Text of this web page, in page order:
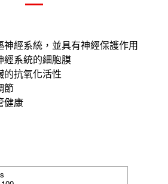
神經系統，並具有神經保護作用
經系統的細胞膜
的抗氧化活性
節
健康